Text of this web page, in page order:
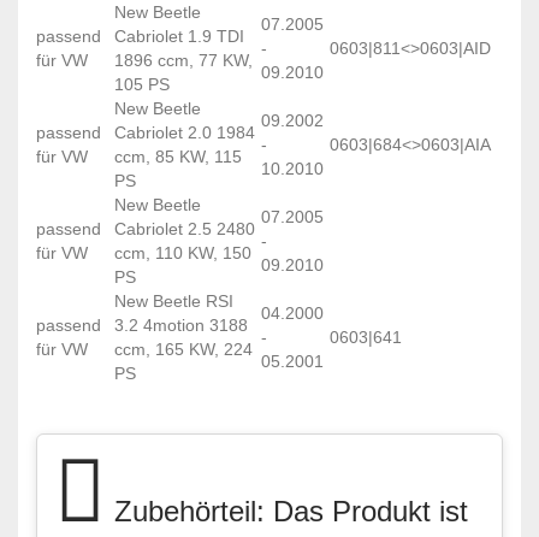
passend
für VW
New Beetle
Cabriolet 1.9 TDI
1896 ccm, 77 KW,
105 PS
07.2005
-
09.2010
0603|811<>0603|AID
passend
für VW
New Beetle
Cabriolet 2.0 1984
ccm, 85 KW, 115
PS
09.2002
-
10.2010
0603|684<>0603|AIA
passend
für VW
New Beetle
Cabriolet 2.5 2480
ccm, 110 KW, 150
PS
07.2005
-
09.2010
passend
für VW
New Beetle RSI
3.2 4motion 3188
ccm, 165 KW, 224
PS
04.2000
-
05.2001
0603|641
Zubehörteil: Das Produkt ist